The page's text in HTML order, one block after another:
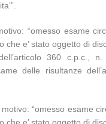
“omesso esame
che e’ stato oggetto di
360 c.p.c.,
delle risultanze
“omesso esame